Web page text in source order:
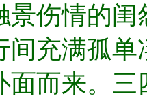
景伤情的
间充满孤
面而来。